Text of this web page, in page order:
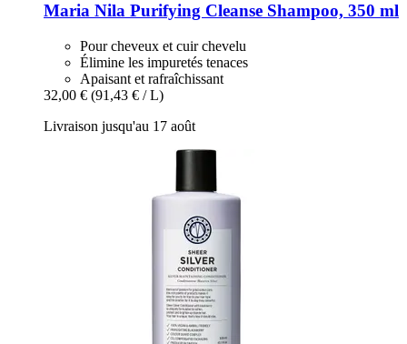
Maria Nila Purifying Cleanse Shampoo, 350 ml
Pour cheveux et cuir chevelu
Élimine les impuretés tenaces
Apaisant et rafraîchissant
32,00 € (91,43 € / L)
Livraison jusqu'au 17 août